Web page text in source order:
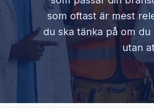
som oftast är mest
du ska tänka på om
utan